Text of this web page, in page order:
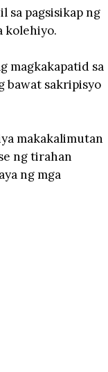
sa pagsisikap ng
kolehiyo.
magkakapatid sa
bawat sakripisyo
makakalimutan
ng tirahan
ng mga